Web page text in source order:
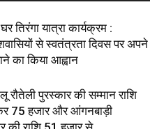
तिरंगा यात्रा कार्यक्रम :
से स्वतंत्रता दिवस पर अपने
का किया आह्वान
रौतेली पुरस्कार की सम्मान राशि
75 हजार और आंगनबाड़ी